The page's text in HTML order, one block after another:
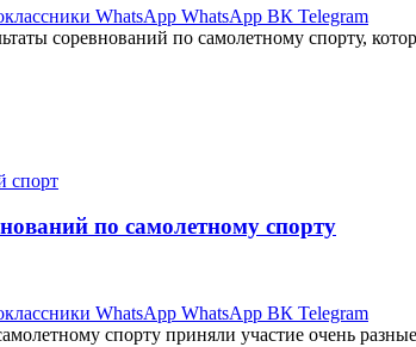
WhatsApp WhatsApp ВК Telegram
соревнований по самолетному спорту,
спорт
по самолетному спорту
WhatsApp WhatsApp ВК Telegram
спорту приняли участие очень